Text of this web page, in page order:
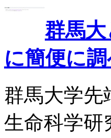
群馬
に簡便に
群馬大学先
生命科学研